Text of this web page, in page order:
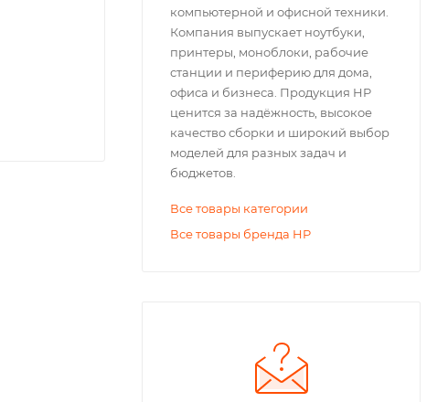
компьютерной и офисной техники.
Компания выпускает ноутбуки,
принтеры, моноблоки, рабочие
станции и периферию для дома,
офиса и бизнеса. Продукция HP
ценится за надёжность, высокое
качество сборки и широкий выбор
моделей для разных задач и
бюджетов.
Все товары категории
Все товары бренда HP